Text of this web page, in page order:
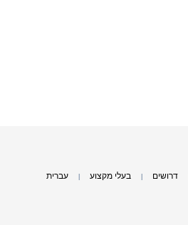
דרושים בעלי מקצוע עברית